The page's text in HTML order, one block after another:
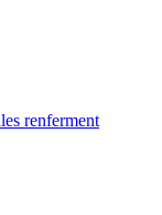
renferment